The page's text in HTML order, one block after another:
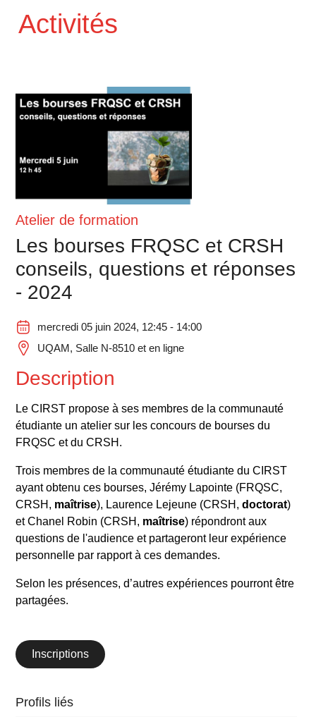
Activités
Atelier de formation
Les bourses FRQSC et CRSH
conseils, questions et réponses
- 2024
mercredi 05 juin 2024, 12:45 - 14:00
UQAM, Salle N-8510 et en ligne
Description
Le CIRST propose à ses membres de la communauté
étudiante un atelier sur les concours de bourses du
FRQSC et du CRSH.
Trois membres de la communauté étudiante du CIRST
ayant obtenu ces bourses, Jérémy Lapointe (FRQSC,
CRSH, maîtrise), Laurence Lejeune (CRSH,doctorat)
et Chanel Robin (CRSH, maîtrise) répondront aux
questions de l'audience et partageront leur expérience
personnelle par rapport à ces demandes.
Selon les présences, d’autres expériences pourront être
partagées.
Inscriptions
Profils liés